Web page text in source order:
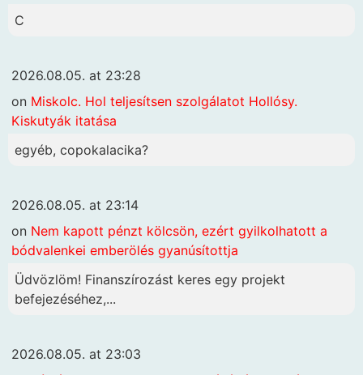
C
2026.08.05. at 23:28
on Miskolc. Hol teljesítsen szolgálatot Hollósy.
Kiskutyák itatása
egyéb, copokalacika?
2026.08.05. at 23:14
on Nem kapott pénzt kölcsön, ezért gyilkolhatott a
bódvalenkei emberölés gyanúsítottja
Üdvözlöm! Finanszírozást keres egy projekt
befejezéséhez,...
2026.08.05. at 23:03